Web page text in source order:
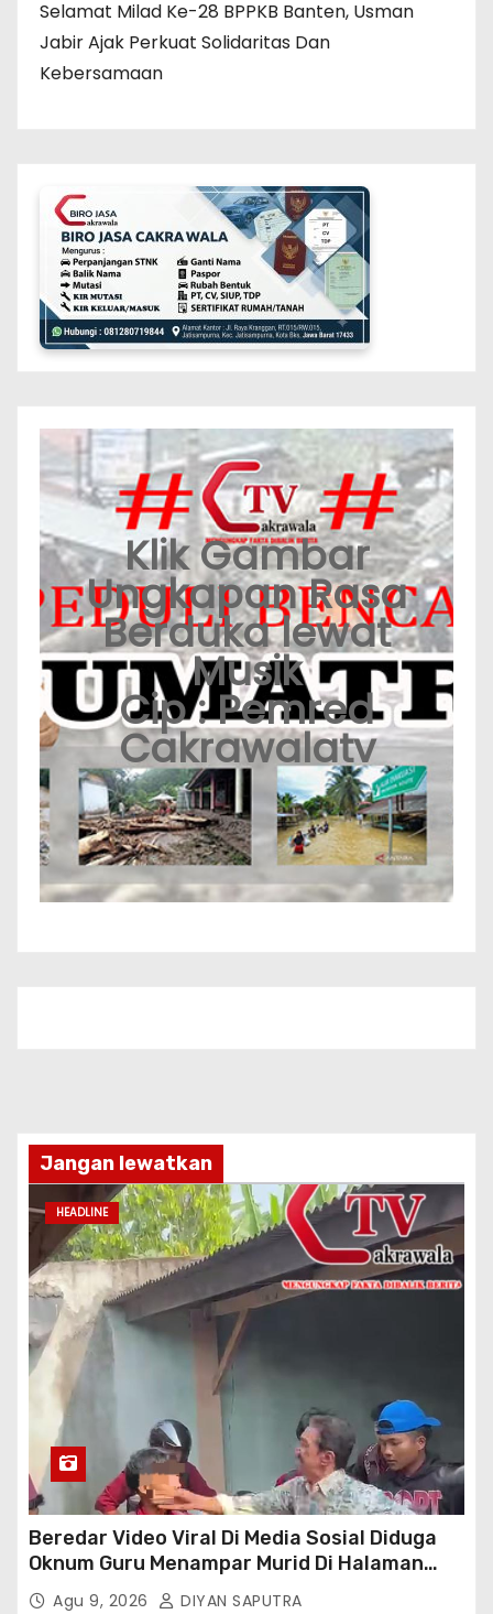
Selamat Milad Ke-28 BPPKB Banten, Usman
Jabir Ajak Perkuat Solidaritas Dan
Kebersamaan
Klik Gambar
Ungkapan Rasa
Berduka lewat
Musik
Cip : Pemred
Cakrawalatv
Jangan lewatkan
HEADLINE
Beredar Video Viral Di Media Sosial Diduga
Oknum Guru Menampar Murid Di Halaman
Parkir Sekolah
Agu 9, 2026 DIYAN SAPUTRA